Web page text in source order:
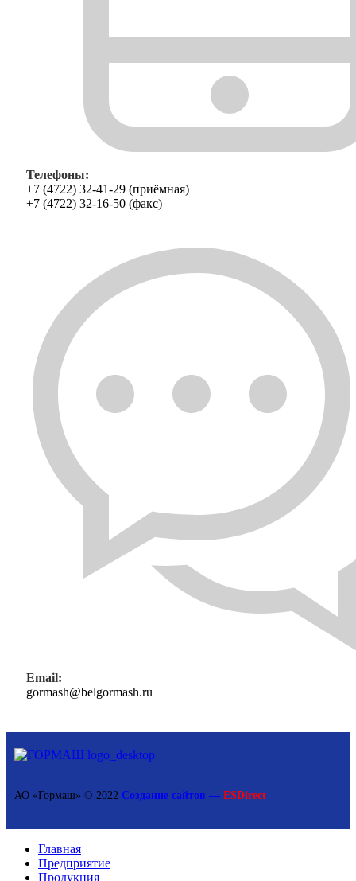
Телефоны:
+7 (4722) 32-41-29 (приёмная)
+7 (4722) 32-16-50 (факс)
Email:
gormash@belgormash.ru
АО «Гормаш» © 2022 Создание сайтов — ESDirect
Главная
Предприятие
Продукция